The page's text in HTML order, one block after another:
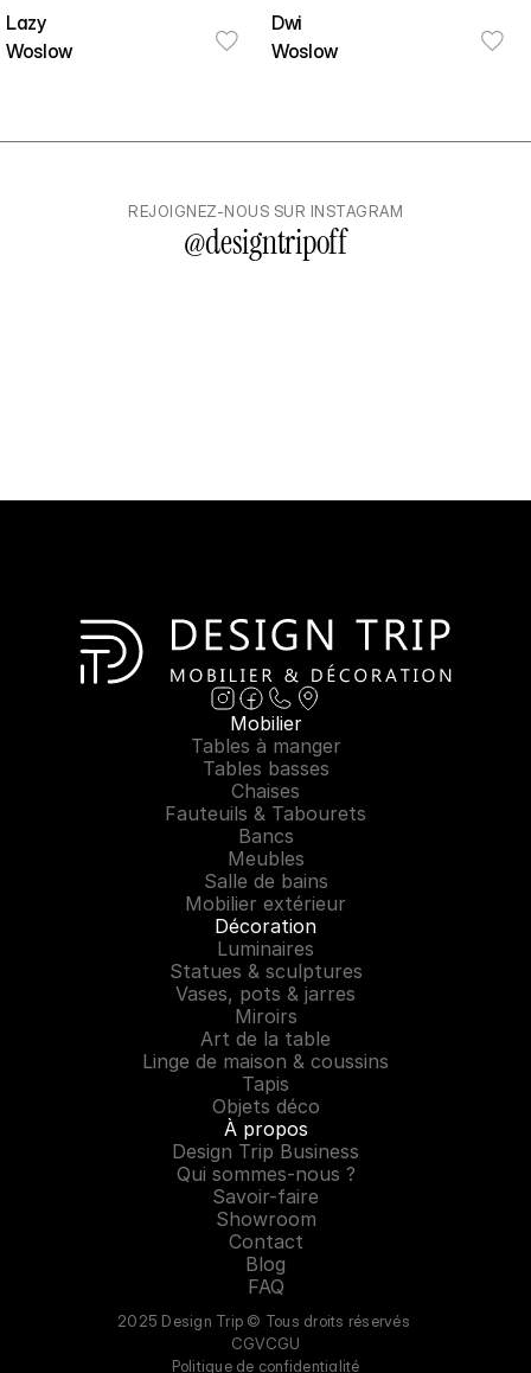
Lazy
Woslow
Dwi
Woslow
REJOIGNEZ-NOUS SUR INSTAGRAM
@designtripoff
Mobilier
Tables à manger
Tables basses
Chaises
Fauteuils & Tabourets
Bancs
Meubles
Salle de bains
Mobilier extérieur
Décoration
Luminaires
Statues & sculptures
Vases, pots & jarres
Miroirs
Art de la table
Linge de maison & coussins
Tapis
Objets déco
À propos
Design Trip Business
Qui sommes-nous ?
Savoir-faire
Showroom
Contact
Blog
FAQ
2025 Design Trip © Tous droits réservés
CGVCGU
Politique de confidentialité